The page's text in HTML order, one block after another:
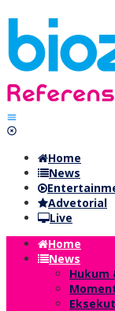
Lewati
konten
Home
News
Advetorial
Live
Home
News
Hukum